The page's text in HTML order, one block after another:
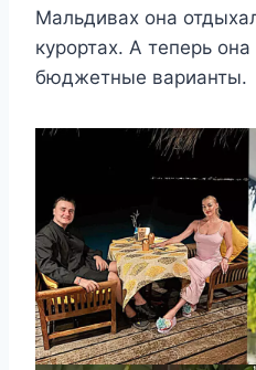
Мальдивах она
курортах. А теперь
бюджетные варианты.